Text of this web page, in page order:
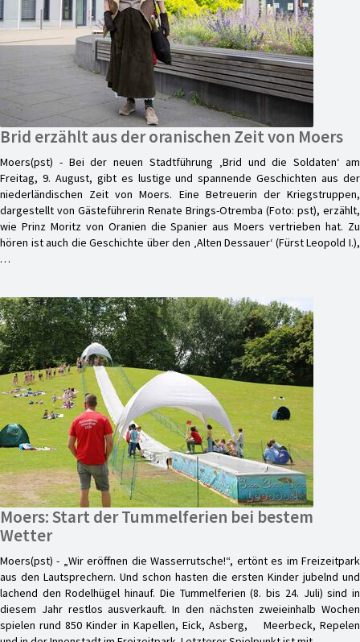
Brid erzählt aus der oranischen Zeit von Moers
Moers(pst) - Bei der neuen Stadtführung ‚Brid und die Soldaten‘ am
Freitag, 9. August, gibt es lustige und spannende Geschichten aus der
niederländischen Zeit von Moers. Eine Betreuerin der Kriegstruppen,
dargestellt von Gästeführerin Renate Brings-Otremba (Foto: pst), erzählt,
wie Prinz Moritz von Oranien die Spanier aus Moers vertrieben hat. Zu
hören ist auch die Geschichte über den ‚Alten Dessauer‘ (Fürst Leopold I.),
…
Moers: Start der Tummelferien bei bestem
Wetter
Moers(pst) - „Wir eröffnen die Wasserrutsche!“, ertönt es im Freizeitpark
aus den Lautsprechern. Und schon hasten die ersten Kinder jubelnd und
lachend den Rodelhügel hinauf. Die Tummelferien (8. bis 24. Juli) sind in
diesem Jahr restlos ausverkauft. In den nächsten zweieinhalb Wochen
spielen rund 850 Kinder in Kapellen, Eick, Asberg, Meerbeck, Repelen